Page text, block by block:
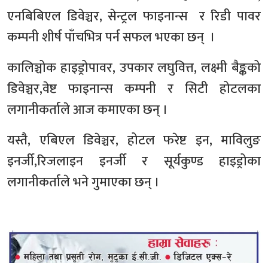
एनबिबिएल डिवेञ्चर, सेन्ट्रल फाइनान्स र रिडी पावर
कम्पनी शीर्ष पाँचभित्र पर्न सफल भएका छन् ।
कालिञ्चोक हाइड्रोपावर, उपकार लघुवित्त, लक्ष्मी बैङ्कको
डिवेञ्चर,वेष्ट फाइनान्स कम्पनी र सिटी होटलका
लगानीकर्ताले आज कमाएका छन् ।
यस्तै, एबिएल डिवेञ्चर, होटल फरेष्ट इन, माविलुङ
इनर्जी,रिजलाइन इनर्जी र सूर्यकुण्ड हाइड्रोका
लगानीकर्ताले भने गुमाएका छन् ।